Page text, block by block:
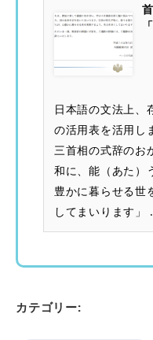
日本語の文法上、
の活用表を活用し
三首相の式辞のお
和に、能（あた）
豊かに暮らせる世
してまいります」
カテゴリー: